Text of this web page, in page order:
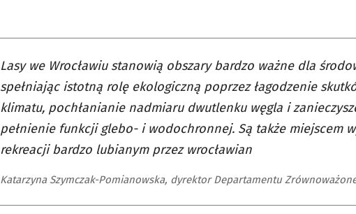
Lasy we Wrocławiu stanowią obszary bardzo ważne dla
spełniając istotną rolę ekologiczną poprzez łagodzenie
klimatu, pochłanianie nadmiaru dwutlenku węgla i
pełnienie funkcji glebo- i wodochronnej. Są także miejscem
rekreacji bardzo lubianym przez wrocławian
Katarzyna Szymczak-Pomianowska, dyrektor Departamentu